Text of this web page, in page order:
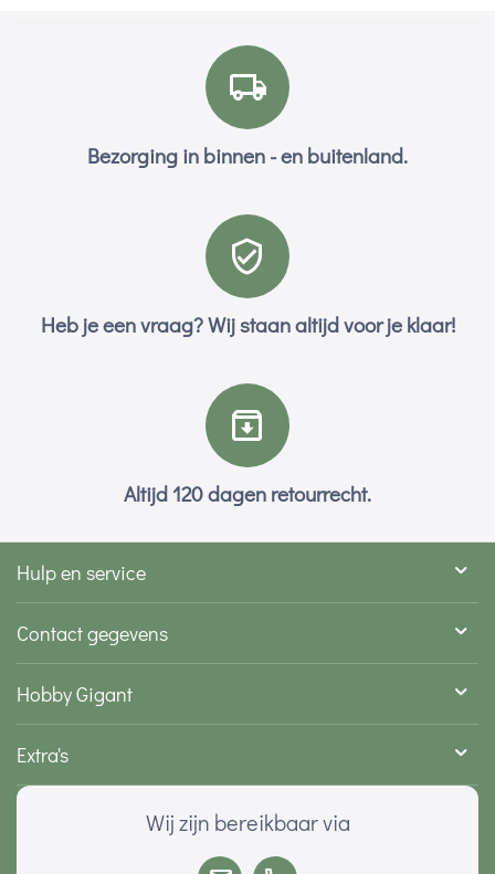
Bezorging in binnen - en buitenland.
Heb je een vraag? Wij staan altijd voor je klaar!
Altijd 120 dagen retourrecht.
Hulp en service
Contact gegevens
Hobby Gigant
Extra's
Wij zijn bereikbaar via